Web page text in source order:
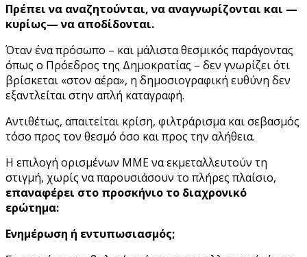
Πρέπει να αναζητούνται, να αναγνωρίζονται και —
κυρίως— να αποδίδονται.
Όταν ένα πρόσωπο – και μάλιστα θεσμικός παράγοντας
όπως ο Πρόεδρος της Δημοκρατίας – δεν γνωρίζει ότι
βρίσκεται «στον αέρα», η δημοσιογραφική ευθύνη δεν
εξαντλείται στην απλή καταγραφή.
Αντιθέτως, απαιτείται κρίση, φιλτράρισμα και σεβασμός
τόσο προς τον θεσμό όσο και προς την αλήθεια.
Η επιλογή ορισμένων ΜΜΕ να εκμεταλλευτούν τη
στιγμή, χωρίς να παρουσιάσουν το πλήρες πλαίσιο,
επαναφέρει στο προσκήνιο το διαχρονικό
ερώτημα:
Ενημέρωση ή εντυπωσιασμός;